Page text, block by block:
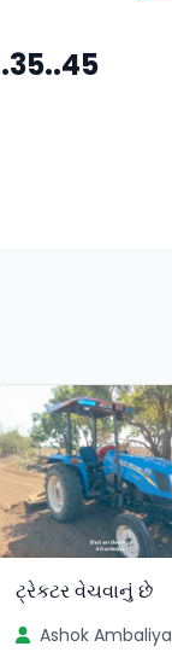
ટ્રેકટર વેચવાનું છે
Ashok Ambaliya